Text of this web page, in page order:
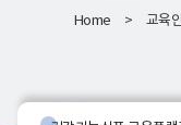
Home 교육